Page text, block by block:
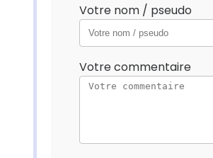
Votre nom / pseudo
Votre commentaire